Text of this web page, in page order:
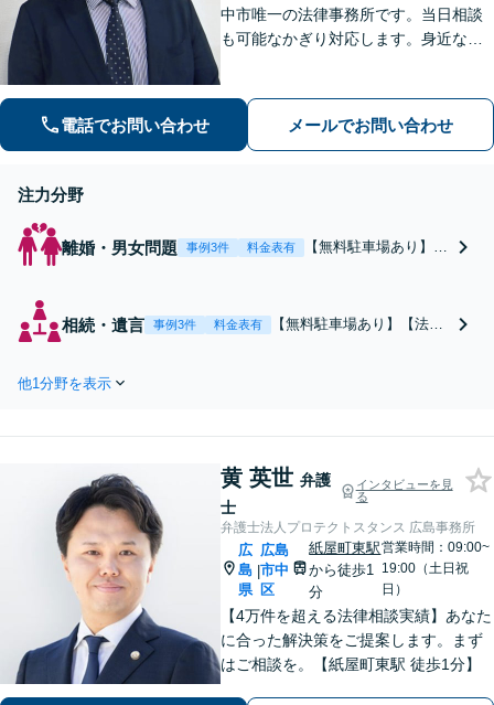
中市唯一の法律事務所です。当日相談
も可能なかぎり対応します。身近な相
とがありましたら、まずはお気軽にご
相談ください。【出張相談に対応】
電話でお問い合わせ メールでお問い合わせ
注力分野
離婚・男女問題 事例3件 料金表有
【無料駐車場あり】
ん】「不倫の慰謝料を
請求したい」「高額な
相談も可能な限り対応
【子連れ相談可】【秘
相続・遺言 事例3件 料金表有
【無料駐車場あり】【法テ
経験がありますので、安心
相談も可能な限り対応しま
す。悩まずお早めにご相談
ください【出張相談対応】
他1分野を表示
黄 英世 弁護
士
インタビューを見
る
弁護士法人プロテクトスタンス 広島事務所
広
島
県
|
広島
市中
区
紙屋町東駅
から徒歩1
分
営業時間：09:00~
19:00（土日祝
日）
【4万件を超える法律相談実績】あなた
に合った解決策をご提案します。まず
はご相談を。【紙屋町東駅 徒歩1分】